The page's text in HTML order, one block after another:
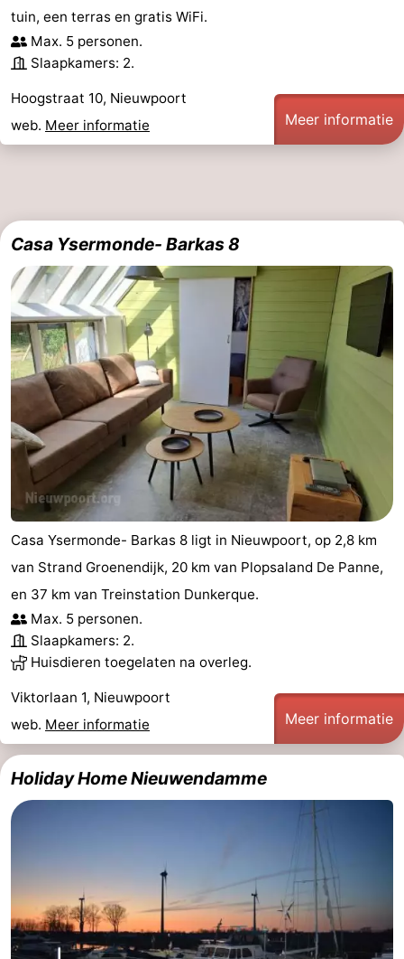
tuin, een terras en gratis WiFi.
Max. 5 personen.
Slaapkamers: 2.
Hoogstraat 10, Nieuwpoort
web. Meer informatie Meer informatie
Casa Ysermonde- Barkas 8
Casa Ysermonde- Barkas 8 ligt in Nieuwpoort, op 2,8 km
van Strand Groenendijk, 20 km van Plopsaland De Panne,
en 37 km van Treinstation Dunkerque.
Max. 5 personen.
Slaapkamers: 2.
Huisdieren toegelaten na overleg.
Viktorlaan 1, Nieuwpoort
web. Meer informatie Meer informatie
Holiday Home Nieuwendamme